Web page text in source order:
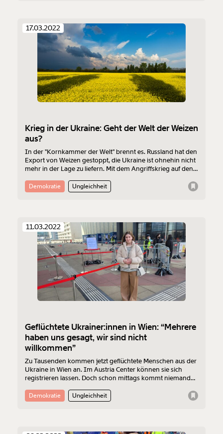
Veränderung
beginnt mit Dir!
17.03.2022
Krieg in der Ukraine: Geht der Welt der Weizen
aus?
In der "Kornkammer der Welt" brennt es. Russland hat den
Export von Weizen gestoppt, die Ukraine ist ohnehin nicht
mehr in der Lage zu liefern. Mit dem Angriffskrieg auf den
Präsident Putin nicht nur die Ukraine, sondern das Leben
vieler hundert Millionen Menschen. Wir erklären dir der
Demokratie Ungleichheit
11.03.2022
Geflüchtete Ukrainer:innen in Wien: “Mehrere
haben uns gesagt, wir sind nicht
willkommen”
Zu Tausenden kommen jetzt geflüchtete Menschen aus der
Ukraine in Wien an. Im Austria Center können sie sich
registrieren lassen. Doch schon mittags kommt niemand
Ankommenden. Aus ganz Österreich trifft die Hilfe ein.
Widerstand gibt es trotzdem - und zwar von der
Demokratie Ungleichheit